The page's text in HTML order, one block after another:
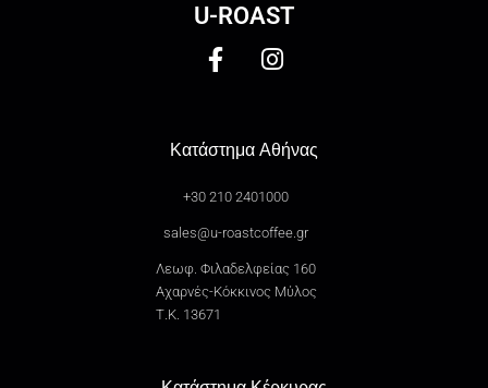
U-ROAST
Κατάστημα Αθήνας
+30 210 2401000
sales@u-roastcoffee.gr
Λεωφ. Φιλαδελφείας 160
Αχαρνές-Κόκκινος Μύλος
Τ.Κ. 13671